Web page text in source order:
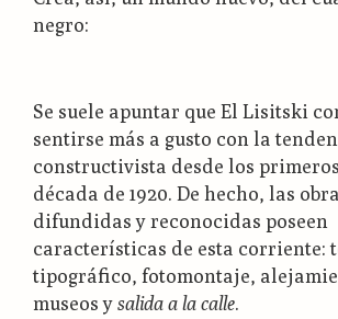
negro:
Se suele apuntar que El Lisitski
sentirse más a gusto con la
constructivista desde los
década de 1920. De hecho, las
difundidas y reconocidas poseen
características de esta corriente:
tipográfico, fotomontaje,
museos ysalida a la calle.